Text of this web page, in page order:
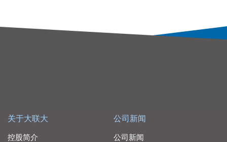
关于大联大
控股简介
公司新闻
公司新闻